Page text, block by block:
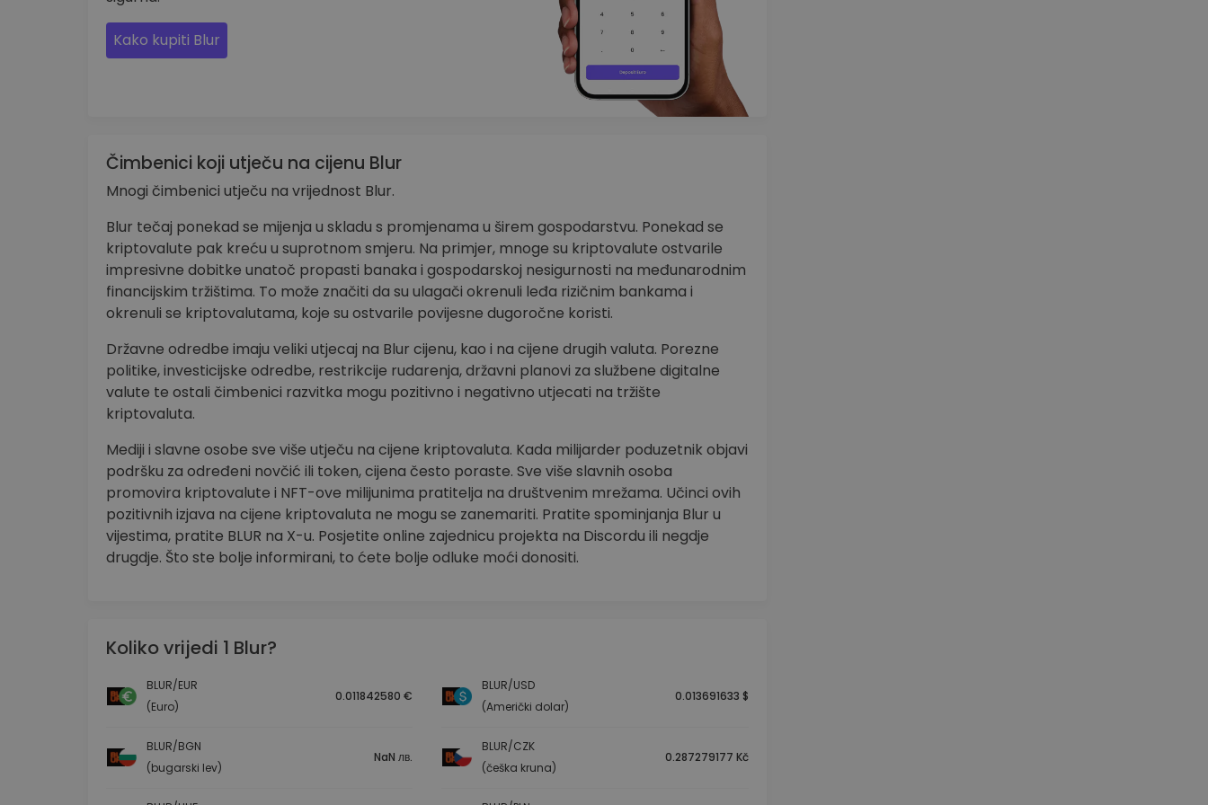
Kako kupiti Blur
Čimbenici koji utječu na cijenu Blur
Mnogi čimbenici utječu na vrijednost Blur.
Blur tečaj ponekad se mijenja u skladu s promjenama u širem gospodarstvu. Ponekad se
kriptovalute pak kreću u suprotnom smjeru. Na primjer, mnoge su kriptovalute ostvarile
impresivne dobitke unatoč propasti banaka i gospodarskoj nesigurnosti na međunarodnim
financijskim tržištima. To može značiti da su ulagači okrenuli leđa rizičnim bankama i
okrenuli se kriptovalutama, koje su ostvarile povijesne dugoročne koristi.
Državne odredbe imaju veliki utjecaj na Blur cijenu, kao i na cijene drugih valuta. Porezne
politike, investicijske odredbe, restrikcije rudarenja, državni planovi za službene digitalne
valute te ostali čimbenici razvitka mogu pozitivno i negativno utjecati na tržište
kriptovaluta.
Mediji i slavne osobe sve više utječu na cijene kriptovaluta. Kada milijarder poduzetnik objavi
podršku za određeni novčić ili token, cijena često poraste. Sve više slavnih osoba
promovira kriptovalute i NFT-ove milijunima pratitelja na društvenim mrežama. Učinci ovih
pozitivnih izjava na cijene kriptovaluta ne mogu se zanemariti. Pratite spominjanja Blur u
vijestima, pratite BLUR na X-u. Posjetite online zajednicu projekta na Discordu ili negdje
drugdje. Što ste bolje informirani, to ćete bolje odluke moći donositi.
Koliko vrijedi 1 Blur?
BLUR/EUR
(Euro)
0.011842580 €
BLUR/USD
(Američki dolar)
0.013691633 $
BLUR/BGN
(bugarski lev)
NaN лв.
BLUR/CZK
(češka kruna)
0.287279177 Kč